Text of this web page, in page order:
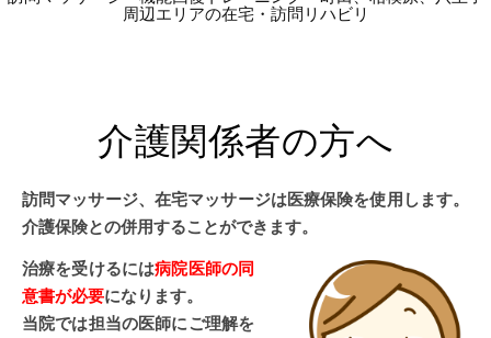
周辺エリアの在宅・訪問リハビリ
介護関係者の方へ
訪問マッサージ、在宅マッサージは医療保険を使用します。
介護保険との併用することができます。
治療を受けるには病院医師の同
意書が必要になります。
当院では担当の医師にご理解を